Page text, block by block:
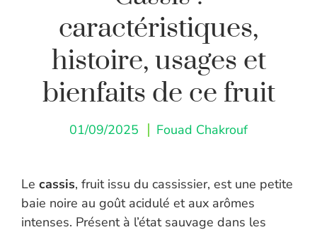
caractéristiques,
histoire, usages et
bienfaits de ce fruit
01/09/2025 Fouad Chakrouf
Le cassis, fruit issu du cassissier, est une petite
baie noire au goût acidulé et aux arômes
intenses. Présent à l’état sauvage dans les